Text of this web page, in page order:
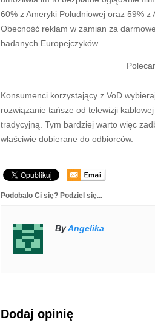
60% z Ameryki Południowej oraz 59%
Obecność reklam w zamian za
badanych Europejczyków.
Konsumenci korzystający z VoD
rozwiązanie tańsze od telewizji
tradycyjną. Tym bardziej warto więc
właściwie dobierane do odbiorców.
Podobało Ci się? Podziel się...
ByAngelika
Dodaj opinię